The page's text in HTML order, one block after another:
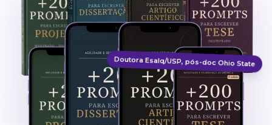
Doutora Esalq/USP, pós-doc Ohio State